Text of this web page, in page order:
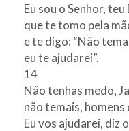
Eu sou o Senhor, teu
que te tomo pela
e te digo: “Não
eu te ajudarei”.
14
Não tenhas medo,
não temais, homens
Eu vos ajudarei, diz